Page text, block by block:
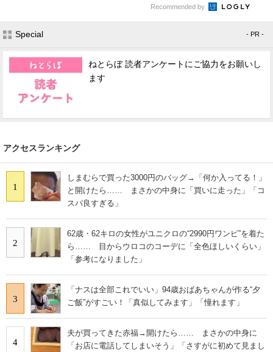
Recommended by
Special - PR -
ねとらぼ 読者アンケートにご協力をお願いし
ます
アクセスランキング
1
しまむらで買った3000円のバッグ→「何か入ってる！」
と開けたら…… まさかの中身に「買いに走った」「コ
スパ良すぎる」
2
62歳・62キロの女性がユニクロの“2990円ワンピ”を着た
ら…… 目からウロコのコーデに「全色ほしいくらい」
「参考になりました」
3
「ナスは全部これでいい」94歳おばあちゃんが作る“夕
ご飯”がすごい！「真似してみます」「憧れます」
4
夫が買ってきた赤福→開けたら…… まさかの中身に
「お店に電話してしまいそう」「さすがに初めて見まし